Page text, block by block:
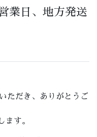
業日、地方発送
ただき、ありがとうご
ます。